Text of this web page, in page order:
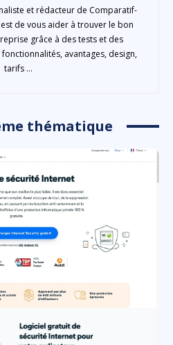
et rédacteur de Comparatif-
de vous aider à trouver le bon
grâce à des tests et des
avantages, design,
tarifs ...
thématique